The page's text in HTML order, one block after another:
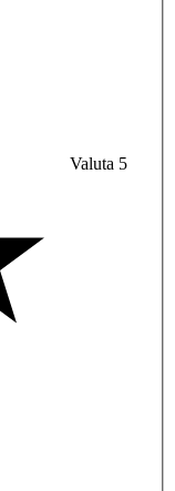
Valuta 5